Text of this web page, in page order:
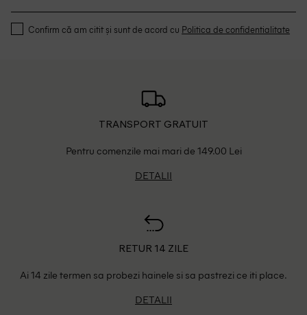
Confirm că am citit și sunt de acord cu Politica de confidentialitate
TRANSPORT GRATUIT
Pentru comenzile mai mari de 149.00 Lei
DETALII
RETUR 14 ZILE
Ai 14 zile termen sa probezi hainele si sa pastrezi ce iti place.
DETALII